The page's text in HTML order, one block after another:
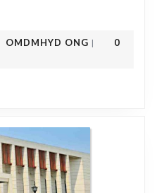
OMDMHYD ONG |
0